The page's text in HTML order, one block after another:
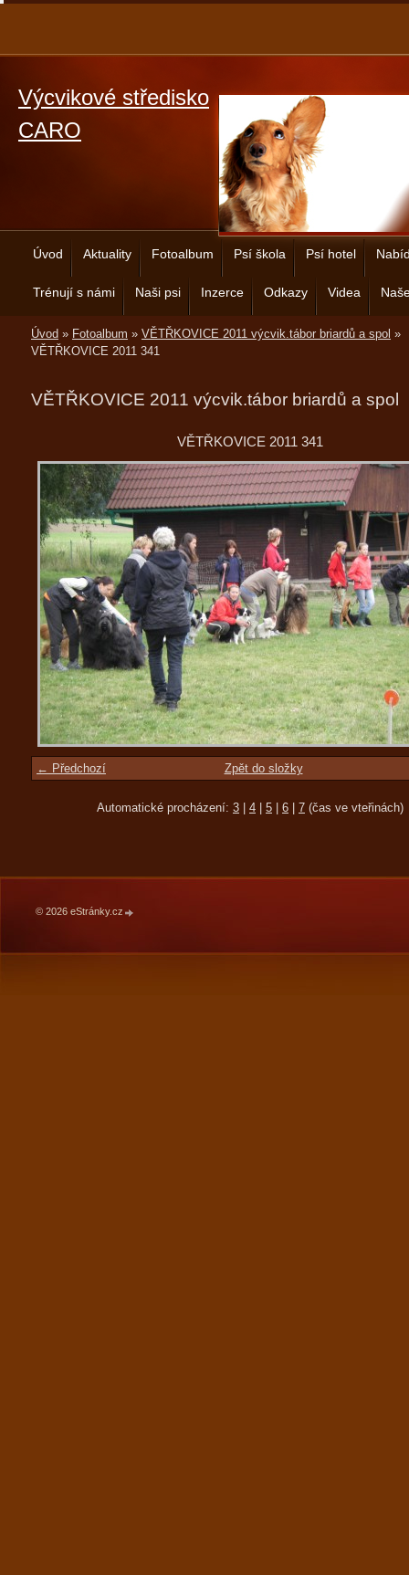
Výcvikové středisko
CARO
Úvod Aktuality Fotoalbum Psí škola Psí hotel
Trénují s námi Naši psi Inzerce Odkazy Videa
Úvod » Fotoalbum » VĚTŘKOVICE 2011 výcvik.tábor briardů a spol »
VĚTŘKOVICE 2011 341
VĚTŘKOVICE 2011 výcvik.tábor briardů a spol
VĚTŘKOVICE 2011 341
← Předchozí Zpět do složky
Automatické procházení: 3 4 5 6 7 (čas ve vteřinách)
© 2026 eStránky.cz